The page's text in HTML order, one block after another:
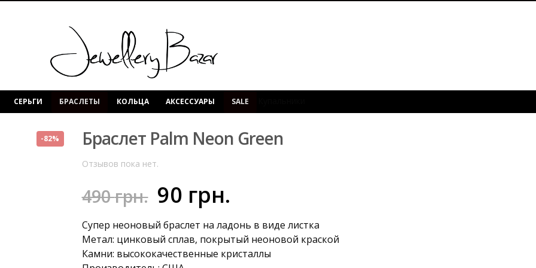
СЕРЬГИ БРАСЛЕТЫ КОЛЬЦА АКСЕССУАРЫ SALE
-82% Браслет Palm Neon Green
Отзывов пока нет.
490грн. 90 грн.
Супер неоновый браслет на ладонь в виде листка
Метал: цинковый сплав, покрытый неоновой краской
Камни: высококачественные кристаллы